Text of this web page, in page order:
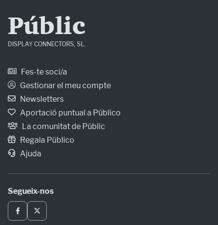
Públic
DISPLAY CONNECTORS, SL.
Fes-te soci/a
Gestionar el meu compte
Newsletters
Aportació puntual a Público
La comunitat de Públic
Regala Público
Ajuda
Segueix-nos